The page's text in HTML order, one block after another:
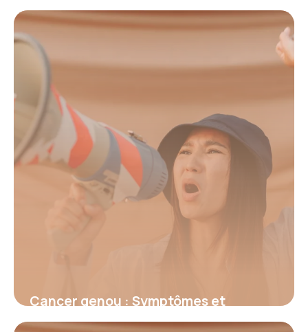
hypertension et fatigue : découvrez
le signal d’alerte invisible qui menace
votre santé et comment l’identifier
avant qu’il ne soit trop tard
16 juin 2026
Cancer genou : Symptômes et
traitements